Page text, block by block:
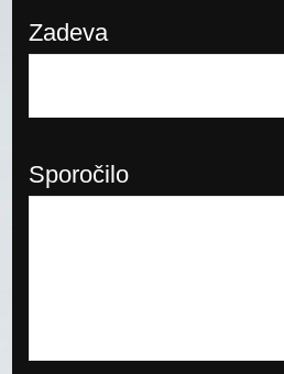
Zadeva
Sporočilo